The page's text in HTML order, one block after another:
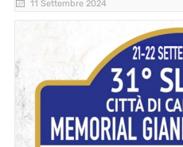
11 Settembre 2024